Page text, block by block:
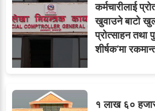
९ ओएनएमका नाममा अत्याचार :
सब–इन्जिनियरहरुको गम्भीर
ध्यानाकर्षण
कर्मचारीलाई
खुवाउने बाटो
प्रोत्साहन तथा
शीर्षक’मा
१ लाख ६०